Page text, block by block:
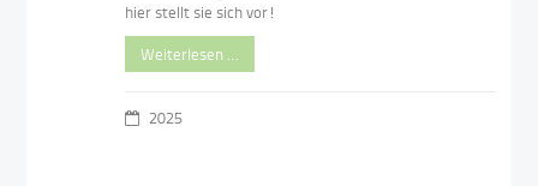
hier stellt sie sich vor!
Weiterlesen …
2025